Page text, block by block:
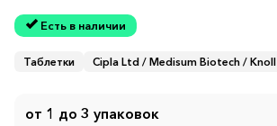
Есть в наличии
Таблетки Cipla Ltd / Medisum Biotech / Knoll
от 1 до 3 упаковок